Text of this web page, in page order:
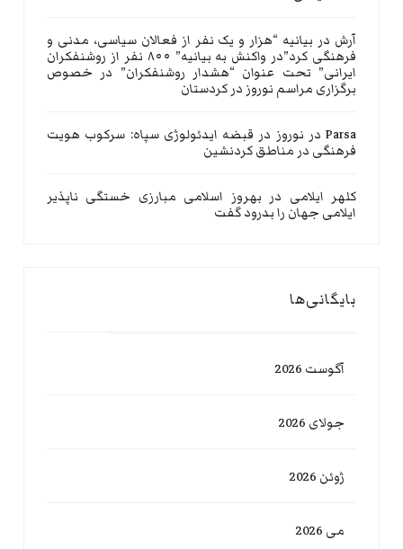
آرش در بیانیه “هزار و یک نفر از فعالان سیاسی، مدنی و
فرهنگی کرد”در واکنش به بیانیه” ۸۰۰ نفر از روشنفکران
ایرانی” تحت عنوان “هشدار روشنفکران” در خصوص
برگزاری مراسم نوروز در کردستان
Parsa در نوروز در قبضه ایدئولوژی سپاه: سرکوب هویت
فرهنگی در مناطق کردنشین
کلهر ایلامی در بهروز اسلامی مبارزی خستگی ناپذیر
ایلامی جهان را بدرود گفت
بایگانی‌ها
آگوست 2026
جولای 2026
ژوئن 2026
می 2026